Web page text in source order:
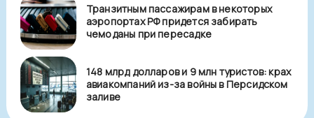
Транзитным пассажирам в некоторых
аэропортах РФ придется забирать
чемоданы при пересадке
148 млрд долларов и 9 млн туристов: крах
авиакомпаний из-за войны в Персидском
заливе